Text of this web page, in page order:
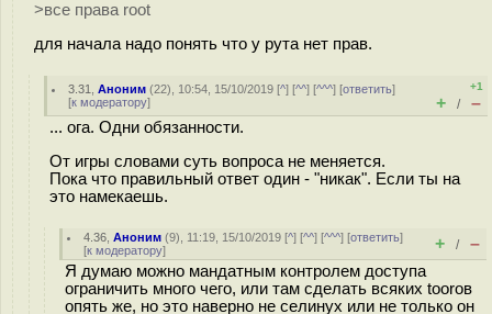
>все права root
для начала надо понять что у рута нет прав.
3.31 ,Аноним (22), 10:54, 15/10/2019 [^] [^^] [^^^] [ответить]
[к модератору]
+1
+ / –
... ога. Одни обязанности.
От игры словами суть вопроса не меняется.
Пока что правильный ответ один - "никак". Если ты на
это намекаешь.
4.36 ,Аноним (9), 11:19, 15/10/2019 [^] [^^] [^^^] [ответить]
[к модератору] + / –
Я думаю можно мандатным контролем доступа
ограничить много чего, или там сделать всяких toorов
опять же, но это наверно не селинух или не только он